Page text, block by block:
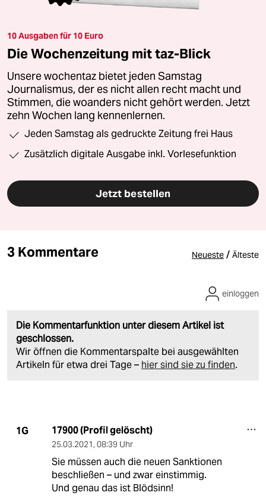
10 Ausgaben für 10 Euro
Die Wochenzeitung mit taz-Blick
Unsere wochentaz bietet jeden Samstag
Journalismus, der es nicht allen recht macht und
Stimmen, die woanders nicht gehört werden. Jetzt
zehn Wochen lang kennenlernen.
Jeden Samstag als gedruckte Zeitung frei Haus
Zusätzlich digitale Ausgabe inkl. Vorlesefunktion
Jetzt bestellen
3 Kommentare Neueste / Älteste
Die Kommentarfunktion unter diesem Artikel ist
geschlossen.
Wir öffnen die Kommentarspalte bei ausgewählten
Artikeln für etwa drei Tage – hier sind sie zu finden.
einloggen
1G 17900 (Profil gelöscht)
25.03.2021, 08:39 Uhr
Sie müssen auch die neuen Sanktionen
beschließen – und zwar einstimmig.
Und genau das ist Blödsinn!